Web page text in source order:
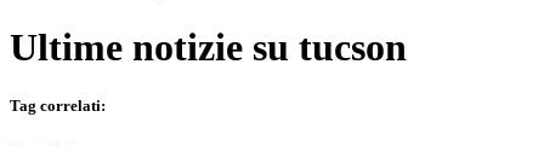
Ultime notizie su tucson
Tag correlati: